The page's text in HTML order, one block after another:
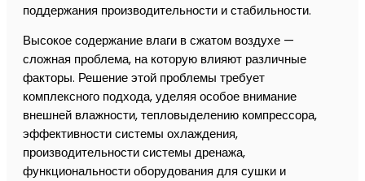
поддержания производительности и стабильности.
Высокое содержание влаги в сжатом воздухе —
сложная проблема, на которую влияют различные
факторы. Решение этой проблемы требует
комплексного подхода, уделяя особое внимание
внешней влажности, тепловыделению компрессора,
эффективности системы охлаждения,
производительности системы дренажа,
функциональности оборудования для сушки и